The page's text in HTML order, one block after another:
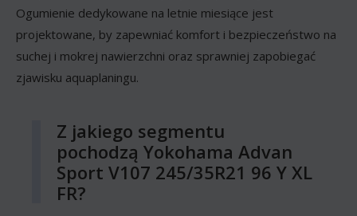
Ogumienie dedykowane na letnie miesiące jest
projektowane, by zapewniać komfort i bezpieczeństwo na
suchej i mokrej nawierzchni oraz sprawniej zapobiegać
zjawisku aquaplaningu.
Z jakiego segmentu
pochodzą Yokohama Advan
Sport V107 245/35R21 96 Y XL
FR?